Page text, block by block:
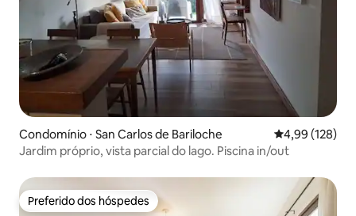
Condomínio ⋅ San Carlos de Bariloche 4,99 de uma
4,99 (128)
Jardim próprio, vista parcial do lago. Piscina in/out
Preferido dos hóspedes
Preferido dos hóspedes